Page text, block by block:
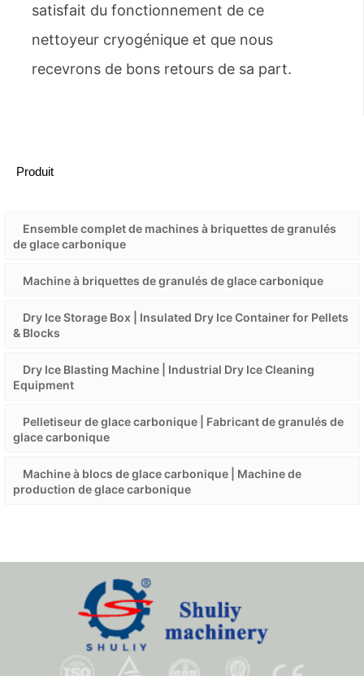
satisfait du fonctionnement de ce
nettoyeur cryogénique et que nous
recevrons de bons retours de sa part.
Produit
Ensemble complet de machines à briquettes de granulés
de glace carbonique
Machine à briquettes de granulés de glace carbonique
Dry Ice Storage Box | Insulated Dry Ice Container for Pellets
& Blocks
Dry Ice Blasting Machine | Industrial Dry Ice Cleaning
Equipment
Pelletiseur de glace carbonique | Fabricant de granulés de
glace carbonique
Machine à blocs de glace carbonique | Machine de
production de glace carbonique